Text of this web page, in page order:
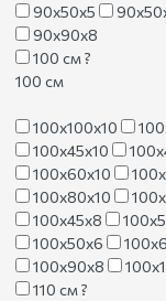
90х50х5
90х90х8
100 см?
100 см
100х100х10
100х45х10
100х60х10
100х80х10
100х45х8
100х50х6
100х90х8
110 см?